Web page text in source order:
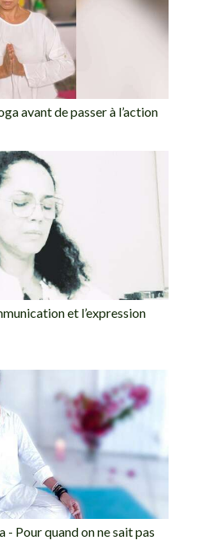
avant de passer à l’action
et l’expression
Pour quand on ne sait pas